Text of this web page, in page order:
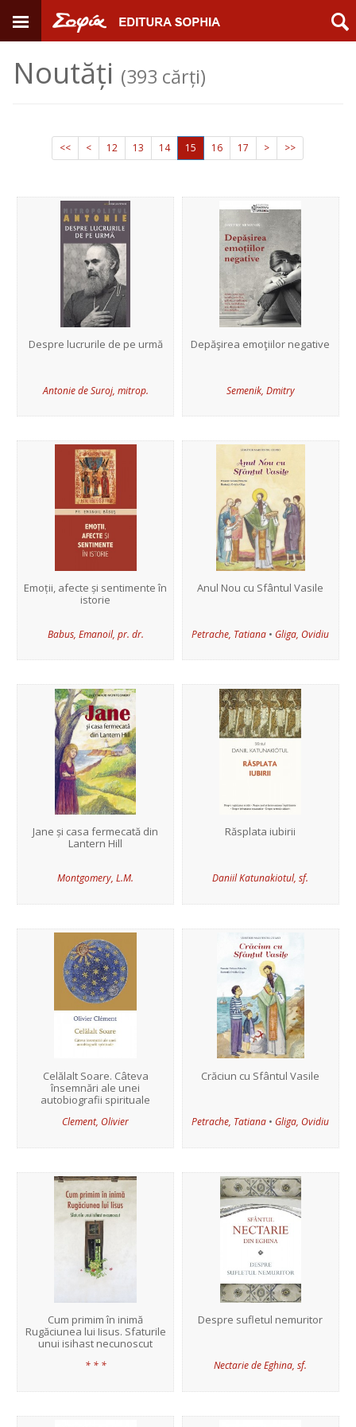
Noutăți (393 cărți)
<< < 12 13 14 15 16 17 > >>
Despre lucrurile de pe urmă
Antonie de Suroj, mitrop.
Depăşirea emoţiilor negative
Semenik, Dmitry
Emoții, afecte și sentimente în
istorie
Babus, Emanoil, pr. dr.
Anul Nou cu Sfântul Vasile
Petrache, Tatiana • Gliga, Ovidiu
Jane și casa fermecată din
Lantern Hill
Montgomery, L.M.
Răsplata iubirii
Daniil Katunakiotul, sf.
Celălalt Soare. Câteva
însemnări ale unei
autobiografii spirituale
Clement, Olivier
Crăciun cu Sfântul Vasile
Petrache, Tatiana • Gliga, Ovidiu
Cum primim în inimă
Rugăciunea lui Iisus. Sfaturile
unui isihast necunoscut
* * *
Despre sufletul nemuritor
Nectarie de Eghina, sf.